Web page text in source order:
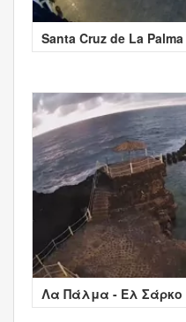
Santa Cruz de La
Λα Πάλμα - Ελ Σάρκο
Σάουσες